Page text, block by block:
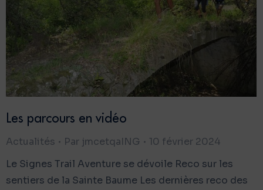
Les parcours en vidéo
Actualités Par jmcetqaING
10 février 2024
Le Signes Trail Aventure se dévoile Reco sur les
sentiers de la Sainte Baume Les dernières reco des